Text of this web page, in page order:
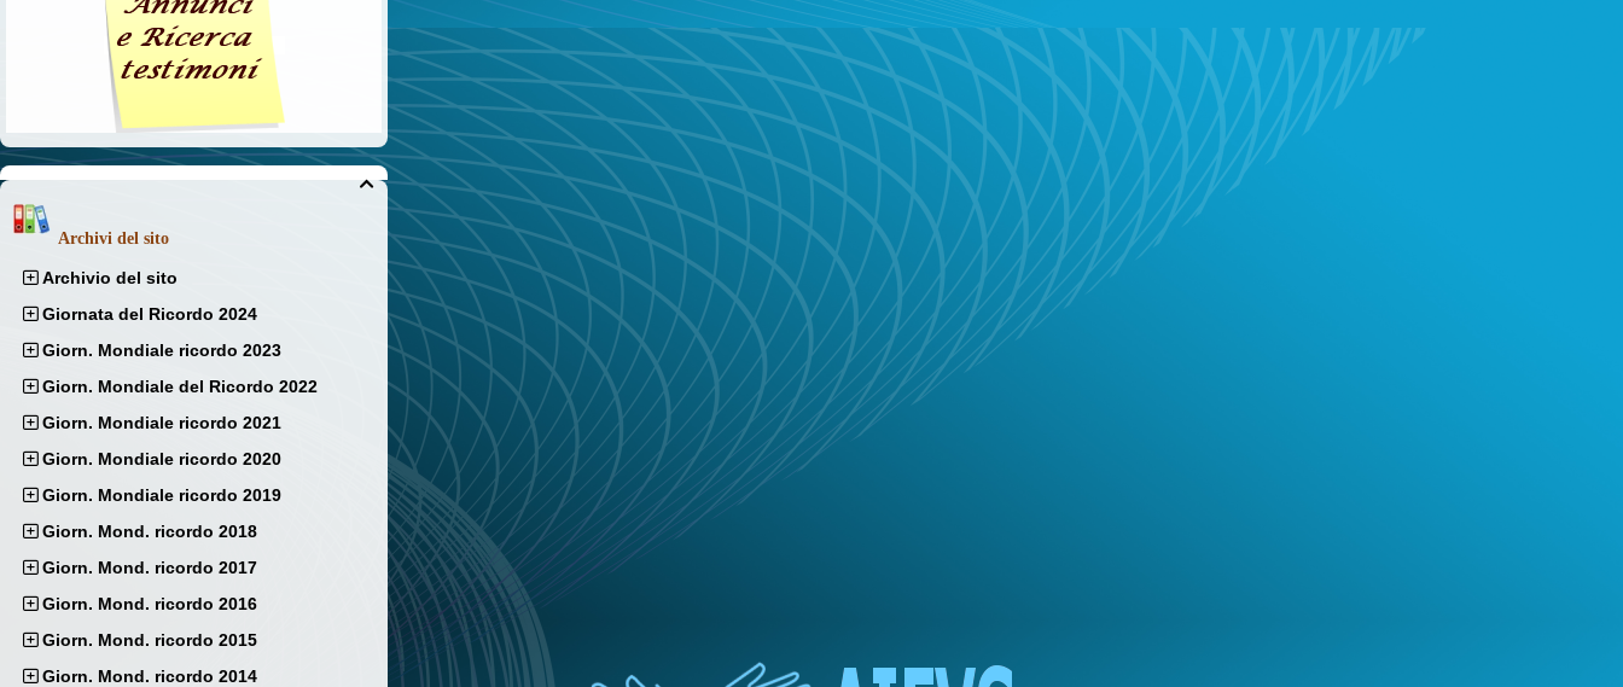

Archivi del sito
Archivio del sito
Giornata del Ricordo 2024
Giorn. Mondiale ricordo 2023
Giorn. Mondiale del Ricordo 2022
Giorn. Mondiale ricordo 2021
Giorn. Mondiale ricordo 2020
Giorn. Mondiale ricordo 2019
Giorn. Mond. ricordo 2018
Giorn. Mond. ricordo 2017
Giorn. Mond. ricordo 2016
Giorn. Mond. ricordo 2015
Giorn. Mond. ricordo 2014